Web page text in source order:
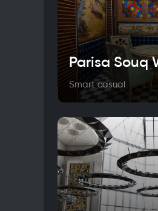
Parisa Souq
Smart casual